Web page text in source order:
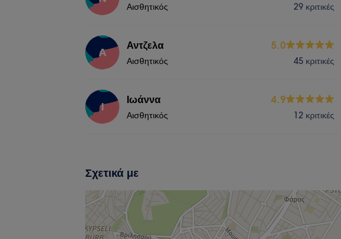
Αισθητικός 29 κριτικές
Α Αντζελα
Αισθητικός
5.0
45 κριτικές
Ι Ιωάννα
Αισθητικός
4.9
12 κριτικές
Σχετικά με